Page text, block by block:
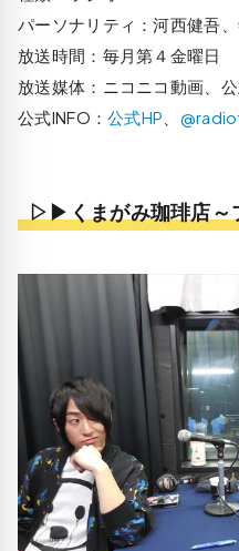
パーソナリティ：河西健吾
放送時間：毎月第４金曜日
放送媒体：ニコニコ動画、
公式INFO：公式HP
▷▶くまがみ珈琲店～